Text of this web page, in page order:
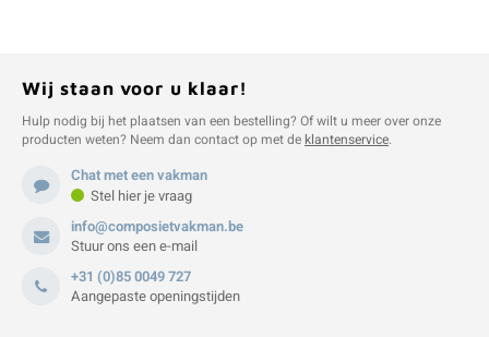
Wij staan voor u klaar!
Hulp nodig bij het plaatsen van een bestelling? Of wilt u meer over onze
producten weten? Neem dan contact op met deklantenservice.
Chat met een vakman
Stel hier je vraag
info@composietvakman.be
Stuur ons een e-mail
+31 (0)85 0049 727
Aangepaste openingstijden